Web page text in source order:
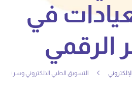
في
الرقمي
التسويق الطبي الالكتروني وسر